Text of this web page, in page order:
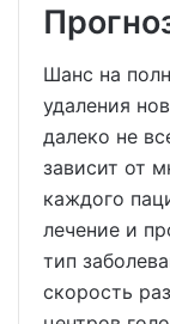
Шанс на
удаления
далеко не
зависит от
каждого
лечение и
тип
скорость